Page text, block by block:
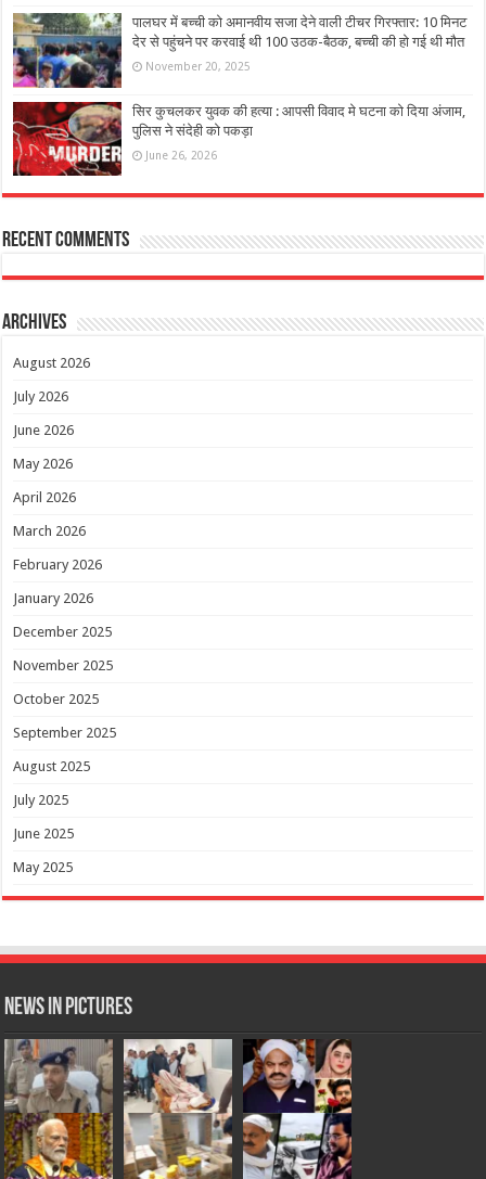
पालघर में बच्ची को अमानवीय सजा देने वाली टीचर गिरफ्तार: 10 मिनट
देर से पहुंचने पर करवाई थी 100 उठक-बैठक, बच्ची की हो गई थी मौत
November 20, 2025
सिर कुचलकर युवक की हत्या : आपसी विवाद मे घटना को दिया अंजाम,
पुलिस ने संदेही को पकड़ा
June 26, 2026
Recent Comments
Archives
August 2026
July 2026
June 2026
May 2026
April 2026
March 2026
February 2026
January 2026
December 2025
November 2025
October 2025
September 2025
August 2025
July 2025
June 2025
May 2025
News in Pictures